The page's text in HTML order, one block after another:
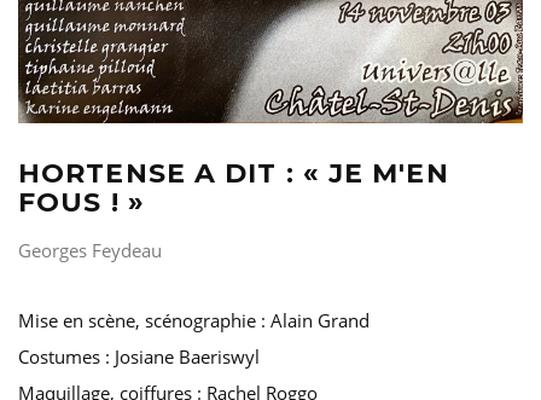
HORTENSE A DIT : « JE M'EN
FOUS ! »
Georges Feydeau
Mise en scène, scénographie : Alain Grand
Costumes : Josiane Baeriswyl
Maquillage, coiffures : Rachel Roggo